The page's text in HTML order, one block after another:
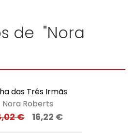
de "Nora
das Três Irmãs
Nora Roberts
€ 16,22 €